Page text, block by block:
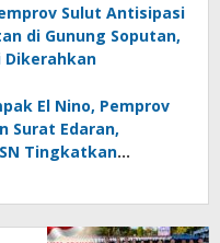
Sulut Antisipasi
di Gunung Soputan,
El Nino, Pemprov
Surat Edaran,
Tingkatkan